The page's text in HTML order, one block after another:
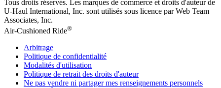
Tous droits réservés. Les marques de commerce et droits d'auteur de
U-Haul International, Inc. sont utilisés sous licence par Web Team
Associates, Inc.
Air-Cushioned Ride®
Arbitrage
Politique de confidentialité
Modalités d'utilisation
Politique de retrait des droits d'auteur
Ne pas vendre ni partager mes renseignements personnels